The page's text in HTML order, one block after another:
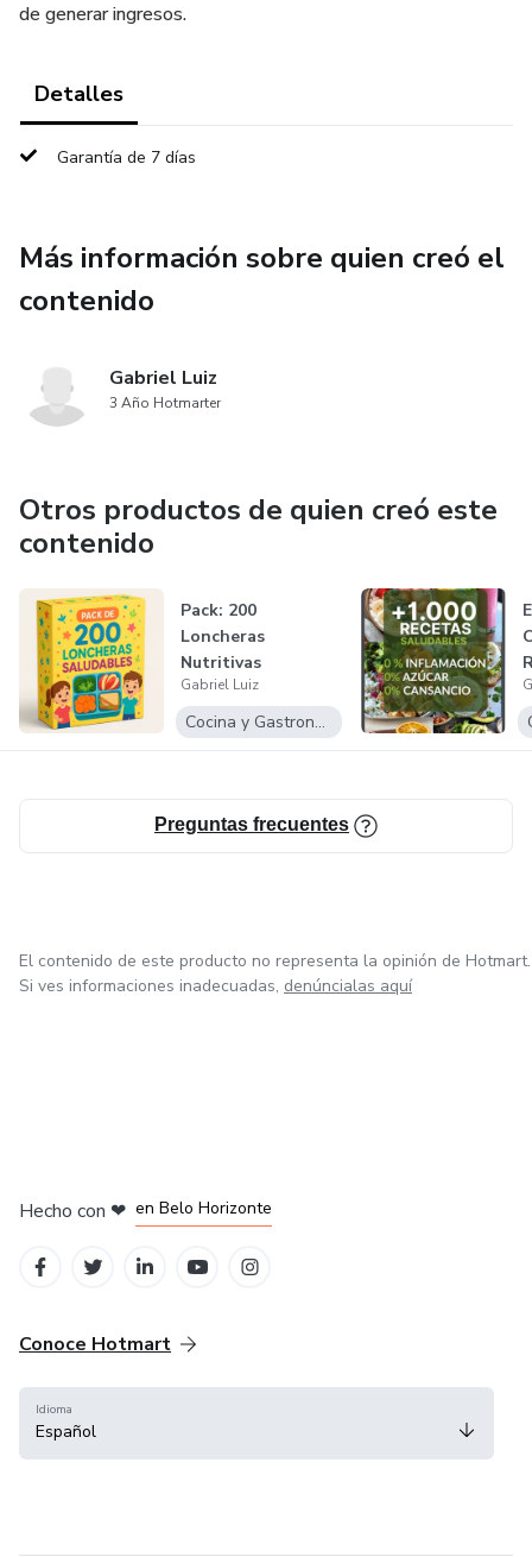
de generar ingresos.
Detalles
Garantía de 7 días
Más información sobre quien creó el
contenido
Gabriel Luiz
3 Año Hotmarter
Otros productos de quien creó este
contenido
Pack: 200
Loncheras
Nutritivas
Gabriel Luiz
Cocina y Gastronomía
Preguntas frecuentes
El contenido de este producto no representa la opinión de Hotmart.
Si ves informaciones inadecuadas, denúncialas aquí
Hecho con ❤ en Belo Horizonte
Conoce Hotmart
Idioma
Español